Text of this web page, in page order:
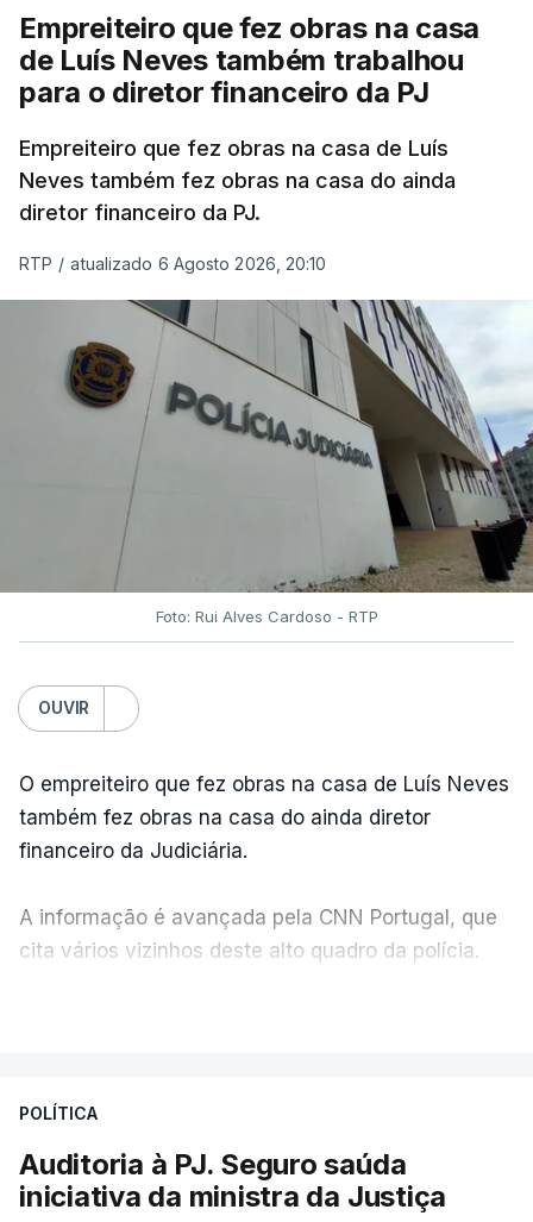
Empreiteiro que fez obras na casa
de Luís Neves também trabalhou
para o diretor financeiro da PJ
Empreiteiro que fez obras na casa de Luís
Neves também fez obras na casa do ainda
diretor financeiro da PJ.
RTP / atualizado 6 Agosto 2026, 20:10
Foto: Rui Alves Cardoso - RTP
OUVIR
O empreiteiro que fez obras na casa de Luís Neves
também fez obras na casa do ainda diretor
financeiro da Judiciária.
A informação é avançada pela CNN Portugal, que
cita vários vizinhos deste alto quadro da polícia.
apreendido numa operação de droga.
POLÍTICA
Auditoria à PJ. Seguro saúda
iniciativa da ministra da Justiça